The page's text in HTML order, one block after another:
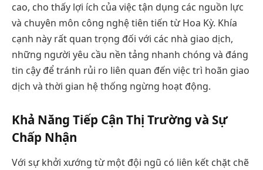
cao, cho thấy lợi ích của việc tận dụng các nguồn lực
và chuyên môn công nghệ tiên tiến từ Hoa Kỳ. Khía
cạnh này rất quan trọng đối với các nhà giao dịch,
những người yêu cầu nền tảng nhanh chóng và đáng
tin cậy để tránh rủi ro liên quan đến việc trì hoãn giao
dịch và thời gian hệ thống ngừng hoạt động.
Khả Năng Tiếp Cận Thị Trường và Sự
Chấp Nhận
Với sự khởi xướng từ một đội ngũ có liên kết chặt chẽ